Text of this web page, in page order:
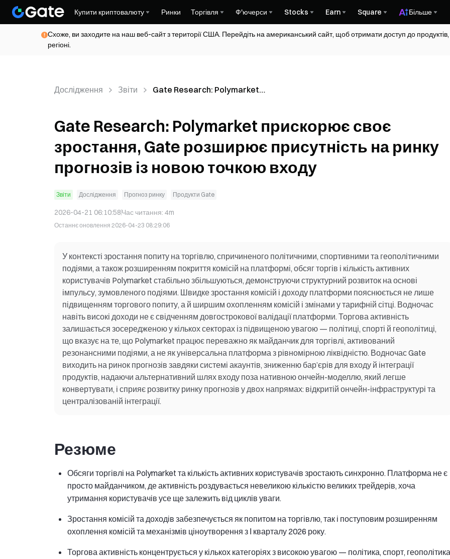
Купити криптовалюту Ринки Торгівля Ф'ючерси Stocks Earn Square Більше
Схоже, ви заходите на наш веб-сайт з території США. Перейдіть на американський сайт, щоб отримати доступ до
регіоні.
Дослідження Звіти
Gate Research: Polymarket
ринку прогнозів із новою
точкою входу
Gate Research: Polymarket прискорює своє
зростання, Gate розширює присутність на ринку
прогнозів із новою точкою входу
Звіти Дослідження Прогноз ринку Продукти Gate
2026-04-21 06:10:58Час читання: 4m
Останнє оновлення 2026-04-23 08:29:06
У контексті зростання попиту на торгівлю, спричиненого політичними, спортивними та геополітичними
подіями, а також розширенням покриття комісій на платформі, обсяг торгів і кількість активних
користувачів Polymarket стабільно збільшуються, демонструючи структурний розвиток на основі
імпульсу, зумовленого подіями. Швидке зростання комісій і доходу платформи пояснюється не лише
підвищенням торгового попиту, а й ширшим охопленням комісій і змінами у тарифній сітці. Водночас
навіть високі доходи не є свідченням довгострокової валідації платформи. Торгова активність
залишається зосередженою у кількох секторах із підвищеною увагою — політиці, спорті й геополітиці,
що вказує на те, що Polymarket працює переважно як майданчик для торгівлі, активований
резонансними подіями, а не як універсальна платформа з рівномірною ліквідністю. Водночас Gate
виходить на ринок прогнозів завдяки системі акаунтів, зниженню бар’єрів для входу й інтеграції
продуктів, надаючи альтернативний шлях входу поза нативною ончейн-моделлю, який легше
конвертувати, і сприяє розвитку ринку прогнозів у двох напрямах: відкритій ончейн-інфраструктурі та
централізованій інтеграції.
Резюме
Обсяги торгівлі на Polymarket та кількість активних користувачів зростають синхронно. Платформа не є
просто майданчиком, де активність роздувається невеликою кількістю великих трейдерів, хоча
утримання користувачів усе ще залежить від циклів уваги.
Зростання комісій та доходів забезпечується як попитом на торгівлю, так і поступовим розширенням
охоплення комісій та механізмів ціноутворення з І кварталу 2026 року.
Торгова активність концентрується у кількох категоріях з високою увагою — політика, спорт,